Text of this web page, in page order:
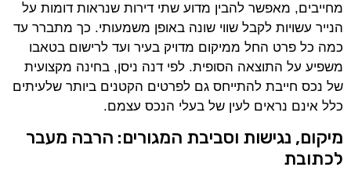
מחייבים, מאפשר להבין מדוע שתי דירות שנראות דומות על
הנייר עשויות לקבל שווי שונה באופן משמעותי. כך מתברר עד
כמה כל פרט החל ממיקום מדויק בעיר ועד לרישום בטאבו
משפיע על התוצאה הסופית. לפי דנה ניסן, בחינה מקצועית
של נכס חייבת להתייחס גם לפרטים הקטנים ביותר שלעיתים
כלל אינם נראים לעין של בעלי הנכס עצמם.
מיקום, נגישות וסביבת המגורים: הרבה מעבר
לכתובת